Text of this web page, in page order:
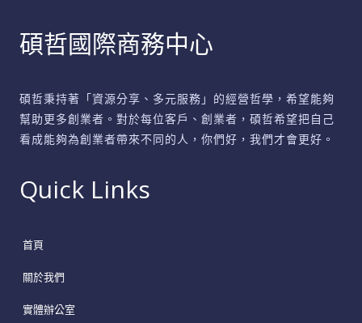
級
你
辦
公
室？
碩哲國際商務中心
碩哲秉持著「資源分享、多元服務」的經營哲學，希望能夠
幫助更多創業者。對於每位客戶、創業者，碩哲希望把自己
看成能夠為創業者帶來不同的人，你們好，我們才會更好。
Quick Links
首頁
關於我們
實體辦公室